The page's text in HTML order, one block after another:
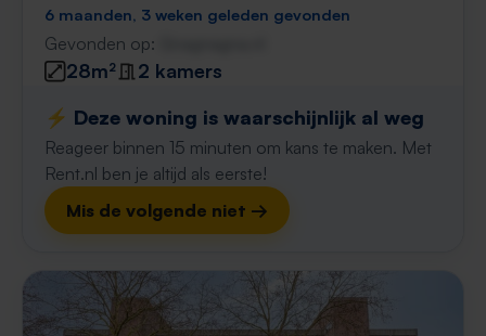
6 maanden, 3 weken geleden gevonden
Gevonden op:
28m²
2 kamers
⚡️ Deze woning is waarschijnlijk al weg
Reageer binnen 15 minuten om kans te maken. Met
Rent.nl ben je altijd als eerste!
Mis de volgende niet →